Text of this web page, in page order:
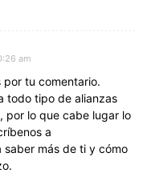
am
por tu comentario.
todo tipo de alianzas
por lo que cabe lugar lo
a
saber más de ti y cómo